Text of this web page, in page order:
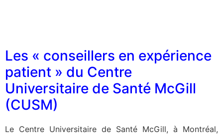
Les « conseillers en expérience
patient » du Centre
Universitaire de Santé McGill
(CUSM)
Le Centre Universitaire de Santé McGill, à Montréal,